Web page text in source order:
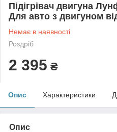
Підігрівач двигуна
Для авто з двигуном
Немає в наявності
Роздріб
2 395 ₴
Опис Характеристики
Опис